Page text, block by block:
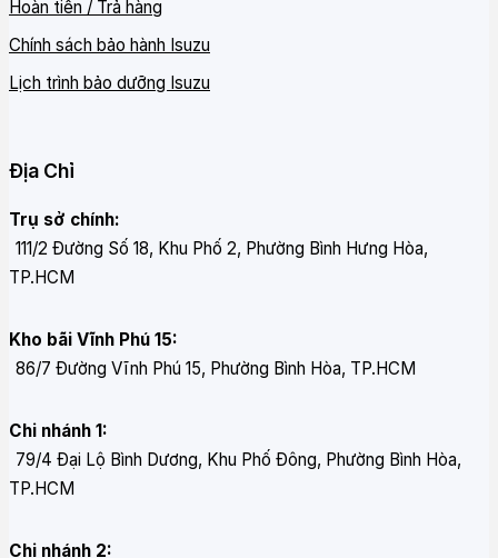
Hoàn tiền / Trả hàng
Chính sách bảo hành Isuzu
Lịch trình bảo dưỡng Isuzu
Địa Chỉ
Trụ sở chính:
111/2 Đường Số 18, Khu Phố 2, Phường Bình Hưng Hòa,
TP.HCM
Kho bãi Vĩnh Phú 15:
86/7 Đường Vĩnh Phú 15, Phường Bình Hòa, TP.HCM
Chi nhánh 1:
79/4 Đại Lộ Bình Dương, Khu Phố Đông, Phường Bình Hòa,
TP.HCM
Chi nhánh 2: